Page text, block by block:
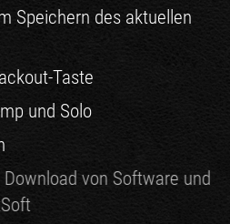
Speichern des aktuellen
Taste
und Solo
von Software und